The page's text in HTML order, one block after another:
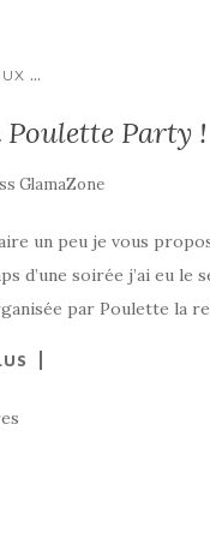
...
Party !
GlamaZone
un peu je vous
d’une soirée j’ai eu le
par Poulette la